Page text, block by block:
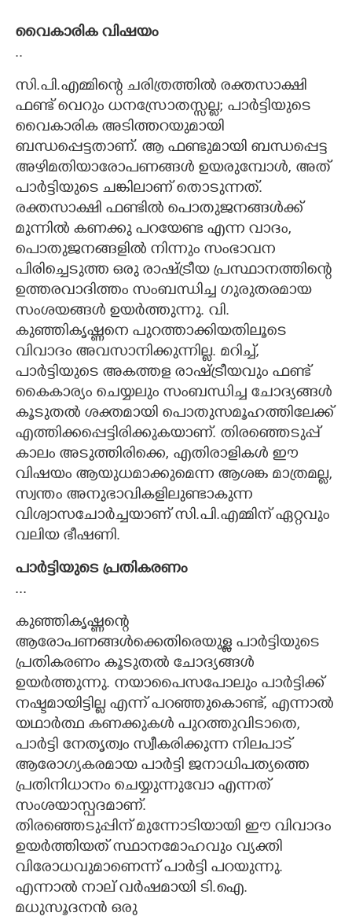
വൈകാരിക വിഷയം
..
സി.പി.എമ്മിന്റെ ചരിത്രത്തിൽ രക്തസാക്ഷി
ഫണ്ട് വെറും ധനസ്രോതസ്സല്ല; പാർട്ടിയുടെ
വൈകാരിക അടിത്തറയുമായി
ബന്ധപ്പെട്ടതാണ്. ആ ഫണ്ടുമായി ബന്ധപ്പെട്ട
അഴിമതിയാരോപണങ്ങൾ ഉയരുമ്പോൾ, അത്
പാർട്ടിയുടെ ചങ്കിലാണ് തൊടുന്നത്.
രക്തസാക്ഷി ഫണ്ടിൽ പൊതുജനങ്ങൾക്ക്
മുന്നിൽ കണക്കു പറയേണ്ട എന്ന വാദം,
പൊതുജനങ്ങളിൽ നിന്നും സംഭാവന
പിരിച്ചെടുത്ത ഒരു രാഷ്ട്രീയ പ്രസ്ഥാനത്തിന്റെ
ഉത്തരവാദിത്തം സംബന്ധിച്ച ഗുരുതരമായ
സംശയങ്ങൾ ഉയർത്തുന്നു. വി.
കുഞ്ഞികൃഷ്ണനെ പുറത്താക്കിയതിലൂടെ
വിവാദം അവസാനിക്കുന്നില്ല. മറിച്ച്,
പാർട്ടിയുടെ അകത്തള രാഷ്ട്രീയവും ഫണ്ട്
കൈകാര്യം ചെയ്യലും സംബന്ധിച്ച ചോദ്യങ്ങൾ
കൂടുതൽ ശക്തമായി പൊതുസമൂഹത്തിലേക്ക്
എത്തിക്കപ്പെട്ടിരിക്കുകയാണ്. തിരഞ്ഞെടുപ്പ്
കാലം അടുത്തിരിക്കെ, എതിരാളികൾ ഈ
വിഷയം ആയുധമാക്കുമെന്ന ആശങ്ക മാത്രമല്ല,
സ്വന്തം അനുഭാവികളിലുണ്ടാകുന്ന
വിശ്വാസചോർച്ചയാണ് സി.പി.എമ്മിന് ഏറ്റവും
വലിയ ഭീഷണി.
പാർട്ടിയുടെ പ്രതികരണം
...
കുഞ്ഞികൃഷ്ണന്റെ
ആരോപണങ്ങൾക്കെതിരെയുള്ള പാർട്ടിയുടെ
പ്രതികരണം കൂടുതൽ ചോദ്യങ്ങൾ
ഉയർത്തുന്നു. നയാപൈസപോലും പാർട്ടിക്ക്
നഷ്ടമായിട്ടില്ല എന്ന് പറഞ്ഞുകൊണ്ട്, എന്നാൽ
യഥാർത്ഥ കണക്കുകൾ പുറത്തുവിടാതെ,
പാർട്ടി നേതൃത്വം സ്വീകരിക്കുന്ന നിലപാട്
ആരോഗ്യകരമായ പാർട്ടി ജനാധിപത്യത്തെ
പ്രതിനിധാനം ചെയ്യുന്നുവോ എന്നത്
സംശയാസ്പദമാണ്.
തിരഞ്ഞെടുപ്പിന് മുന്നോടിയായി ഈ വിവാദം
ഉയർത്തിയത് സ്ഥാനമോഹവും വ്യക്തി
വിരോധവുമാണെന്ന് പാർട്ടി പറയുന്നു.
എന്നാൽ നാല് വർഷമായി ടി.ഐ.
മധുസൂദനന്‍ ഒരു